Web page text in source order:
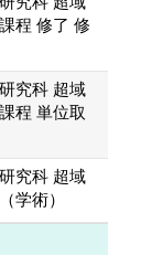
程 修了 修
究科 超域
程 単位取
究科 超域
学術）